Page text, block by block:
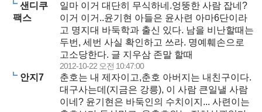
샌디쿠
팩스
일마 이거 대단히 무식하네.엉뚱한 사람 잡네?
이거 이거..윤기현 아들은 윤사련 아마6단이라
고 명지대 바둑학과 출신 있다. 남을 비난할때는
두번, 세번 사실 확인하고 쓰라. 명예훼손으로
고소당한다. 글 지우삼 존말 할때
2012-10-22 오전 10:47:00
안지7
춘호는 내 제자이고,춘호 아버지는 내친구이다.
대구사는데(지금은 강릉), 이 사람 큰일낼 사람
이네? 윤기현은 바둑인의 수치이지... 사련이는